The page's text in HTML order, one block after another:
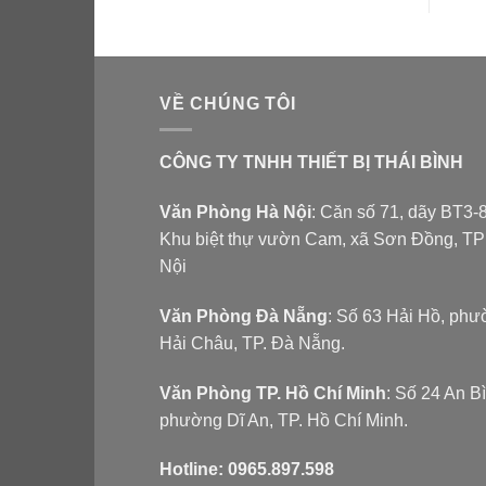
VỀ CHÚNG TÔI
CÔNG TY TNHH THIẾT BỊ THÁI BÌNH
Văn Phòng Hà Nội: Căn số 71, dãy BT3-
Khu biệt thự vườn Cam, xã Sơn Đồng,
Nội
Văn Phòng Đà Nẵng: Số 63 Hải Hồ,
Hải Châu, TP. Đà Nẵng.
Văn Phòng TP. Hồ Chí Minh: Số 24 An
phường Dĩ An, TP. Hồ Chí Minh.
Hotline: 0965.897.598